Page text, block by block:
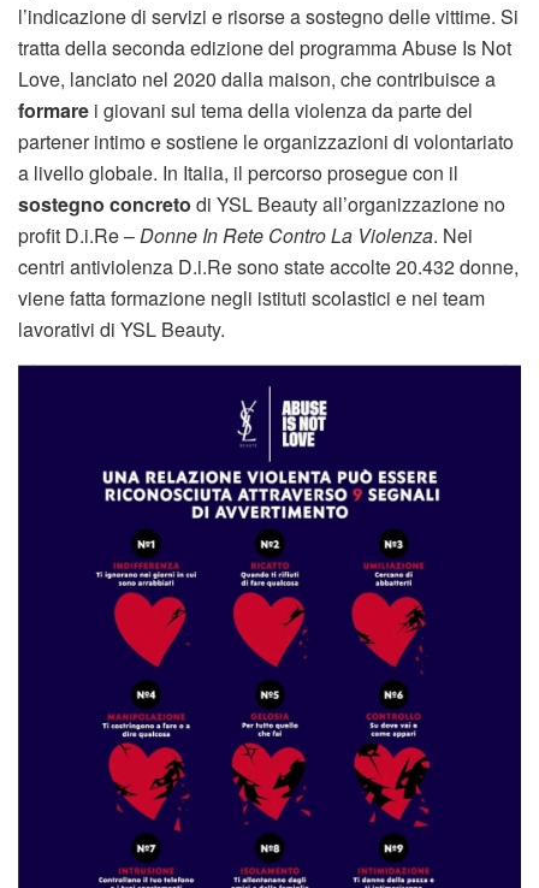
l’indicazione di servizi e risorse a sostegno delle vittime. Si
tratta della seconda edizione del programma Abuse Is Not
Love, lanciato nel 2020 dalla maison, che contribuisce a
formare i giovani sul tema della violenza da parte del
partener intimo e sostiene le organizzazioni di volontariato
a livello globale. In Italia, il percorso prosegue con il
sostegno concreto di YSL Beauty all’organizzazione no
profit D.i.Re –Donne In Rete Contro La Violenza. Nei
centri antiviolenza D.i.Re sono state accolte 20.432 donne,
viene fatta formazione negli istituti scolastici e nei team
lavorativi di YSL Beauty.